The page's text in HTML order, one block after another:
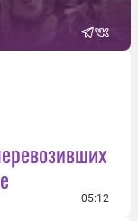
05:12